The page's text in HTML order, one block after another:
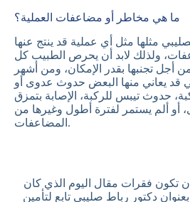
ما هي مخاطر أو مضاعفات العملية؟
مثلها مثل أي عملية قد ينتج عنها
ولذلك لابد أن يحرص الطبيب كل
أجل تجنبها بقدر الإمكان، ومن أشهر
قد يعاني منها البعض حدوث عدوى أو
حدوث تيبس للركبة، الإصابة بتمزق
أو ألم يستمر لفترة أطول وغيرها من
المضاعفات.
تكون فقرات مقال اليوم الذي كان
بعنوان دكتور رباط صليبي تابع لتأمين Egypt Care قد